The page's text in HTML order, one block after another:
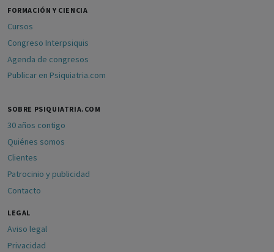
FORMACIÓN Y CIENCIA
Cursos
Congreso Interpsiquis
Agenda de congresos
Publicar en Psiquiatria.com
SOBRE PSIQUIATRIA.COM
30 años contigo
Quiénes somos
Clientes
Patrocinio y publicidad
Contacto
LEGAL
Aviso legal
Privacidad